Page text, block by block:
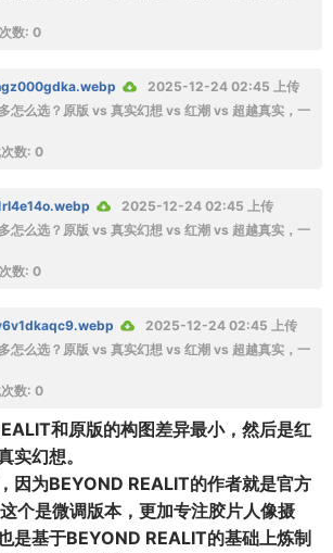
数: 0
2025-12-24 02:45 上传
怎么选？原版 vs 真实幻想 vs 红潮 vs 超越真实，一
数: 0
2025-12-24 02:45 上传
怎么选？原版 vs 真实幻想 vs 红潮 vs 超越真实，一
数: 0
2025-12-24 02:45 上传
怎么选？原版 vs 真实幻想 vs 红潮 vs 超越真实，一
数: 0
和原版的构图差异最小，然后是红
实幻想。
因为BEYOND REALIT的作者就是官方
个是微调版本，更加专注胶片人像摄
是基于BEYOND REALIT的基础上炼制